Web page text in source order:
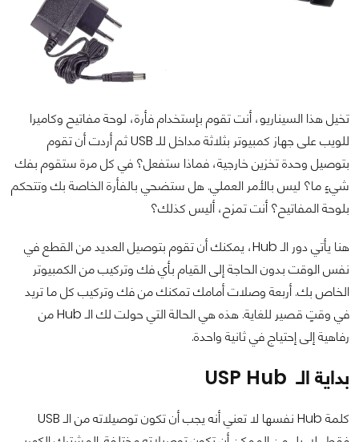
تخيل هذا السيناريو، أنت تقوم بإستخدام فأرة، لوحة مفاتيح وكاميرا
للويب على جهاز كمبيوتر بثلاثة مداخل للـ USB ثم أردت أن تقوم
بتوصيل وحدة تخزين خارجية، فماذا ستفعل؟ في كل مرة ستقوم بفك
شيءٍ ما؟ ليس بالأمر العملي. هل ستضحي بالفأرة الخاصة بك وتتحكم
بلوحة المفاتيح؟ أنت تمزح، أليس كذلك؟
هنا يأتي دور الـ Hub، يمكنك أن تقوم بتوصيل العديد من القطع في
نفس الوقت بدون الحاجة إلى القيام بأي فك وتركيب من الكمبيوتر
الخاص بك. أربعة وصلات أمامك تمكنك من فك وتركيب كل ما تريد
في وقتٍ قصير للغاية. هذه هي الحالة التي حولت لك الـ Hub من
رفاهية إلى إحتياج في ثانية واحدة.
بداية الـ USP Hub
كلمة Hub نفسها لا تعني أنه يجب أن تكون توصيلاته من الـ USB